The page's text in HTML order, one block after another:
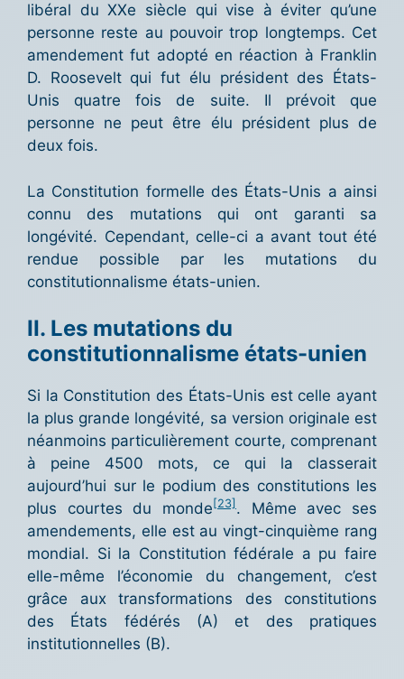
libéral du XXe siècle qui vise à éviter qu’une
personne reste au pouvoir trop longtemps. Cet
amendement fut adopté en réaction à Franklin
D. Roosevelt qui fut élu président des États-
Unis quatre fois de suite. Il prévoit que
personne ne peut être élu président plus de
deux fois.
La Constitution formelle des États-Unis a ainsi
connu des mutations qui ont garanti sa
longévité. Cependant, celle-ci a avant tout été
rendue possible par les mutations du
constitutionnalisme états-unien.
II. Les mutations du
constitutionnalisme états-unien
Si la Constitution des États-Unis est celle ayant
la plus grande longévité, sa version originale est
néanmoins particulièrement courte, comprenant
à peine 4500 mots, ce qui la classerait
aujourd’hui sur le podium des constitutions les
plus courtes du monde [23] . Même avec ses
amendements, elle est au vingt-cinquième rang
mondial. Si la Constitution fédérale a pu faire
elle-même l’économie du changement, c’est
grâce aux transformations des constitutions
des États fédérés (A) et des pratiques
institutionnelles (B).